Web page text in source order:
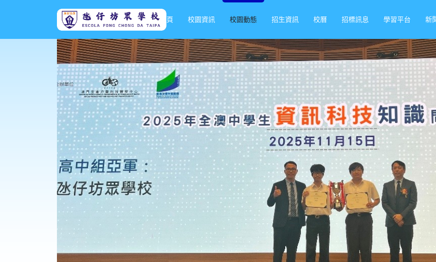
首頁 校園資訊 校園動態 招生資訊 校曆 招標訊息 學習平台 新